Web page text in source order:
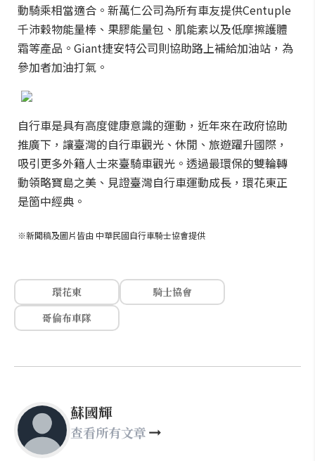
動騎乘相當適合。新萬仁公司為所有車友提供Centuple
千沛穀物能量棒、果膠能量包、肌能素以及低摩擦護體
霜等產品。Giant捷安特公司則協助路上補給加油站，為
參加者加油打氣。
自行車是具有高度健康意識的運動，近年來在政府協助
推廣下，讓臺灣的自行車觀光、休閒、旅遊躍升國際，
吸引更多外籍人士來臺騎車觀光。透過最環保的雙輪轉
動領略寶島之美、見證臺灣自行車運動成長，環花東正
是箇中經典。
※新聞稿及圖片皆由 中華民國自行車騎士協會提供
環花東
騎士協會
哥倫布車隊
蘇國輝
查看所有文章